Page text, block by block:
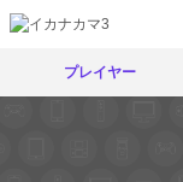
プレイヤー